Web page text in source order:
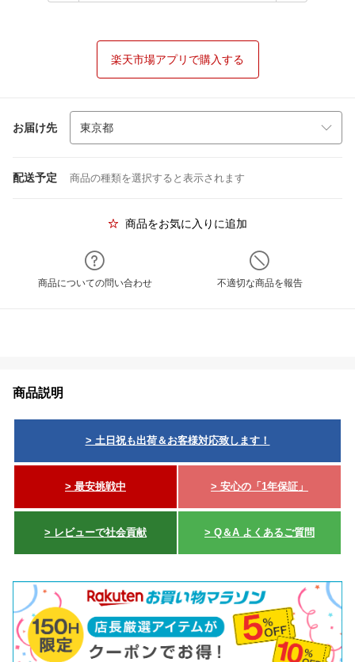
楽天市場アプリで購入する
お届け先
配送予定 商品の種類を選択すると表示されます
商品をお気に入りに追加
商品についての問い合わせ 不適切な商品を報告
商品説明
> 土日祝も出荷＆お客様対応致します！
> 最安挑戦中 > 安心の「1年保証」
> レビューで社会貢献 > Q＆A よくあるご質問